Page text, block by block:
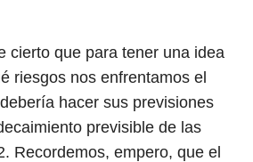
cierto que para tener una idea
riesgos nos enfrentamos el
hacer sus previsiones
previsible de las
Recordemos, empero, que el